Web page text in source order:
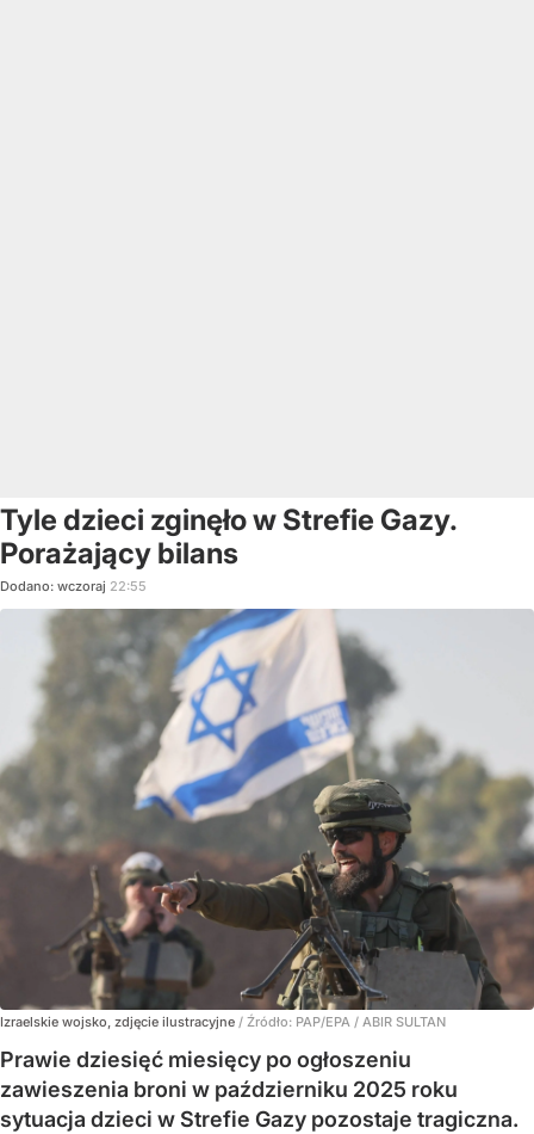
Tyle dzieci zginęło w Strefie Gazy.
Porażający bilans
Dodano: wczoraj 22:55
Izraelskie wojsko, zdjęcie ilustracyjne / Źródło: PAP/EPA / ABIR SULTAN
Prawie dziesięć miesięcy po ogłoszeniu
zawieszenia broni w październiku 2025 roku
sytuacja dzieci w Strefie Gazy pozostaje tragiczna.